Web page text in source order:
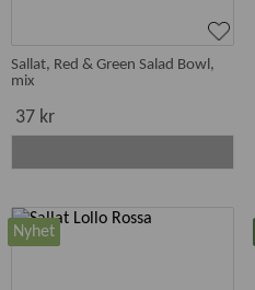
Sallat, Red & Green Salad Bowl,
mix
37 kr
Nyhet